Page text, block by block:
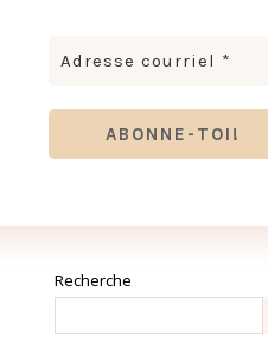
Recherche